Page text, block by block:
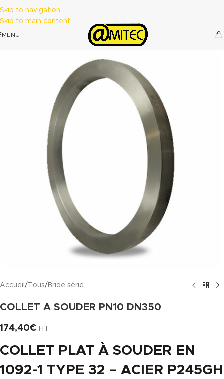
Skip to navigation
Skip to main content
MENU
Accueil / Tous/ Bride série
COLLET A SOUDER PN10 DN350
174,40€ HT
COLLET PLAT À SOUDER EN
1092-1 TYPE 32 – ACIER P245GH